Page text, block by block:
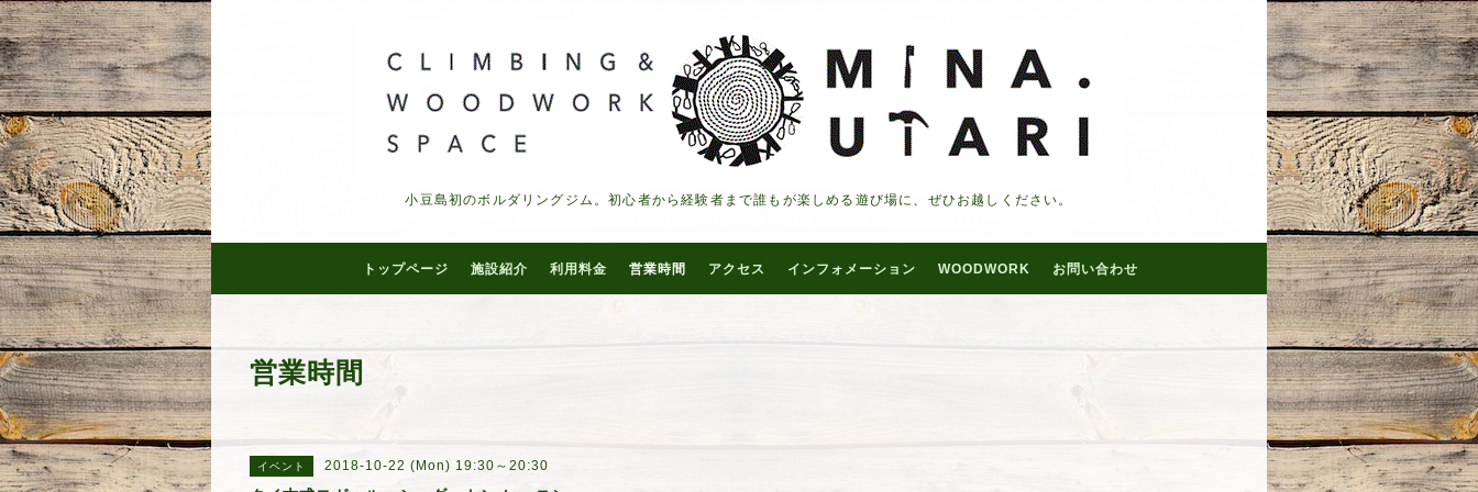
小豆島初のボルダリングジム。初心者から経験者まで誰もが楽しめる遊び場に、ぜひお越しください。
トップページ 施設紹介 利用料金 営業時間 アクセス インフォメーション WOODWORK お問い合わせ
営業時間
イベント 2018-10-22 (Mon) 19:30～20:30